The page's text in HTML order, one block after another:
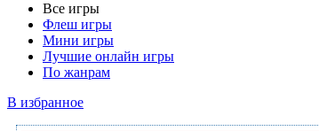
Все игры
Флеш игры
Мини игры
Лучшие онлайн игры
По жанрам
В избранное